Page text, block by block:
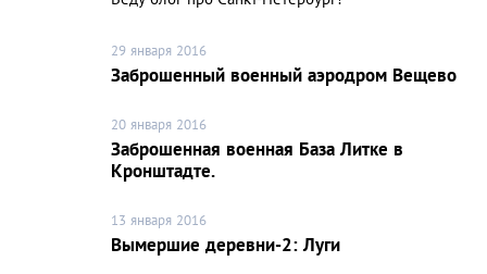
29 января 2016
Заброшенный военный аэродром Вещево
20 января 2016
Заброшенная военная База Литке в
Кронштадте.
13 января 2016
Вымершие деревни-2: Луги